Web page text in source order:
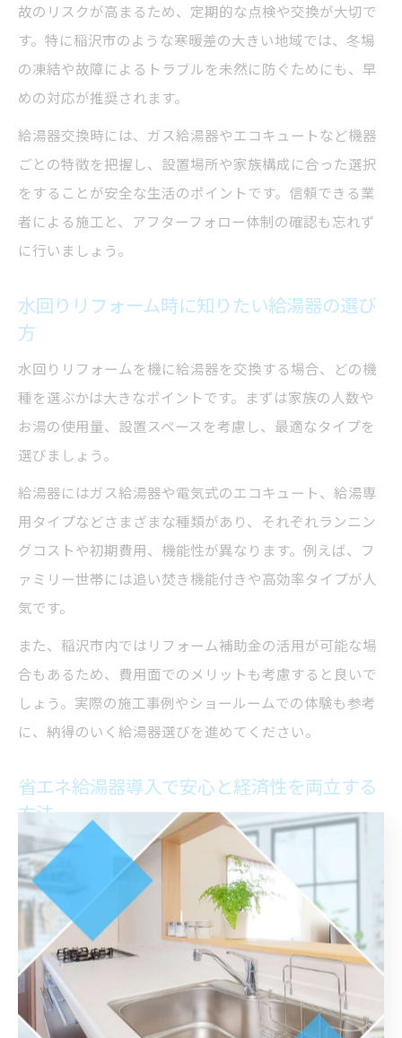
故のリスクが高まるため、定期的な点検や交換が大切で
す。特に稲沢市のような寒暖差の大きい地域では、冬場
の凍結や故障によるトラブルを未然に防ぐためにも、早
めの対応が推奨されます。
給湯器交換時には、ガス給湯器やエコキュートなど機器
ごとの特徴を把握し、設置場所や家族構成に合った選択
をすることが安全な生活のポイントです。信頼できる業
者による施工と、アフターフォロー体制の確認も忘れず
に行いましょう。
水回りリフォーム時に知りたい給湯器の選び
方
水回りリフォームを機に給湯器を交換する場合、どの機
種を選ぶかは大きなポイントです。まずは家族の人数や
お湯の使用量、設置スペースを考慮し、最適なタイプを
選びましょう。
給湯器にはガス給湯器や電気式のエコキュート、給湯専
用タイプなどさまざまな種類があり、それぞれランニン
グコストや初期費用、機能性が異なります。例えば、フ
ァミリー世帯には追い焚き機能付きや高効率タイプが人
気です。
また、稲沢市内ではリフォーム補助金の活用が可能な場
合もあるため、費用面でのメリットも考慮すると良いで
しょう。実際の施工事例やショールームでの体験も参考
に、納得のいく給湯器選びを進めてください。
省エネ給湯器導入で安心と経済性を両立する
方法
省エネ給湯器の導入は、光熱費削減と環境負荷の軽減を
両立できる現代の住まいづくりには欠かせません。エコ
キュートや高効率ガス給湯器は、従来型に比べて消費エ
ネルギーが大幅に抑えられるため、長期的な経済効果が
期待できます。
さらに、愛知県稲沢市では省エネ機器の導入に対する補
助金制度やキャンペーンが実施されることがあり、初期